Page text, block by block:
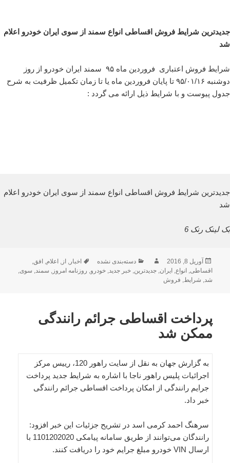
جدیدترین شرایط فروش اقساطی انواع سمند از سوی ایران خودرو اعلام
شد
شرایط فروش اعتباری فروردین ماه ۹۵ سمند ایران خودرو از روز
دوشنبه ۹۵/۰۱/۱۶ تا پایان فروردین ماه یا تا زمان تکمیل ظرفیت به شرح
جدول پیوست و با شرایط ذیل ارائه می گردد :
جدیدترین شرایط فروش اقساطی انواع سمند از سوی ایران خودرو اعلام
شد
بک لینک رنک 6
ارسال
شده
در
آوریل 8, 2016 نویسندهدسته‌ها
دسته‌بندی نشده برچسب‌ها
اخبار, از, اعلام, افق,
اقساطی, انواع, ایران,جدیدترین,خبر جدید,خودرو, روزنامه امروز, سمند, سوی,
شد, شرایط, فروش
پرداخت اقساطی جرائم رانندگی
ممکن شد
به گزارش جهان به نقل از سایت راهور 120، رییس مرکز
اجرائیات پلیس راهور ناجا با اشاره به شرایط جدید پرداخت
جرایم رانندگی از امکان پرداخت اقساطی جرائم رانندگی
خبر داد.
سرهنگ احمد کرمی اسد در تشریح جزئیات این خبر افزود:
رانندگان می‌توانند از طریق سامانه پیامکی 1101202020 با
ارسال VIN خودرو مبلغ جرایم خود را دریافت کنند.